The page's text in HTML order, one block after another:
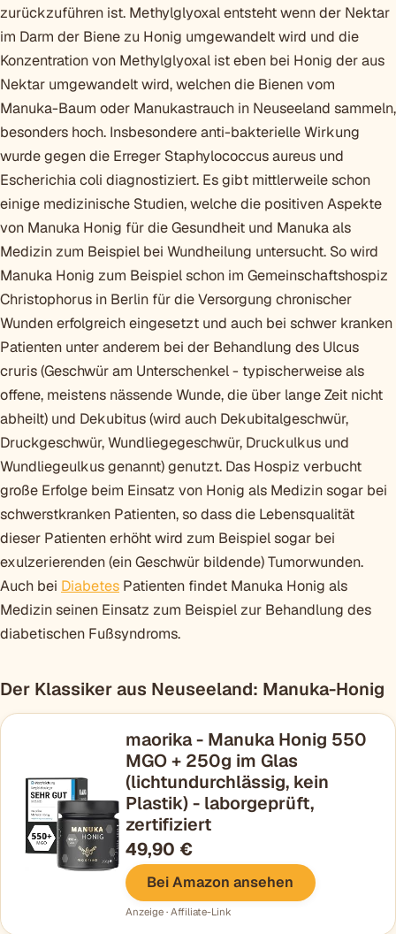
zurückzuführen ist. Methylglyoxal entsteht wenn der Nektar
im Darm der Biene zu Honig umgewandelt wird und die
Konzentration von Methylglyoxal ist eben bei Honig der aus
Nektar umgewandelt wird, welchen die Bienen vom
Manuka-Baum oder Manukastrauch in Neuseeland sammeln,
besonders hoch. Insbesondere anti-bakterielle Wirkung
wurde gegen die Erreger Staphylococcus aureus und
Escherichia coli diagnostiziert. Es gibt mittlerweile schon
einige medizinische Studien, welche die positiven Aspekte
von Manuka Honig für die Gesundheit und Manuka als
Medizin zum Beispiel bei Wundheilung untersucht. So wird
Manuka Honig zum Beispiel schon im Gemeinschaftshospiz
Christophorus in Berlin für die Versorgung chronischer
Wunden erfolgreich eingesetzt und auch bei schwer kranken
Patienten unter anderem bei der Behandlung des Ulcus
cruris (Geschwür am Unterschenkel - typischerweise als
offene, meistens nässende Wunde, die über lange Zeit nicht
abheilt) und Dekubitus (wird auch Dekubitalgeschwür,
Druckgeschwür, Wundliegegeschwür, Druckulkus und
Wundliegeulkus genannt) genutzt. Das Hospiz verbucht
große Erfolge beim Einsatz von Honig als Medizin sogar bei
schwerstkranken Patienten, so dass die Lebensqualität
dieser Patienten erhöht wird zum Beispiel sogar bei
exulzerierenden (ein Geschwür bildende) Tumorwunden.
Auch bei Diabetes Patienten findet Manuka Honig als
Medizin seinen Einsatz zum Beispiel zur Behandlung des
diabetischen Fußsyndroms.
Der Klassiker aus Neuseeland: Manuka-Honig
maorika - Manuka Honig 550
MGO + 250g im Glas
(lichtundurchlässig, kein
Plastik) - laborgeprüft,
zertifiziert
49,90 €
Bei Amazon ansehen
Anzeige · Affiliate-Link